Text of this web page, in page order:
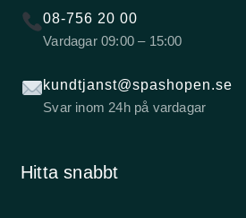
08-756 20 00
Vardagar 09:00 – 15:00
kundtjanst@spashopen.se
Svar inom 24h på vardagar
Hitta snabbt